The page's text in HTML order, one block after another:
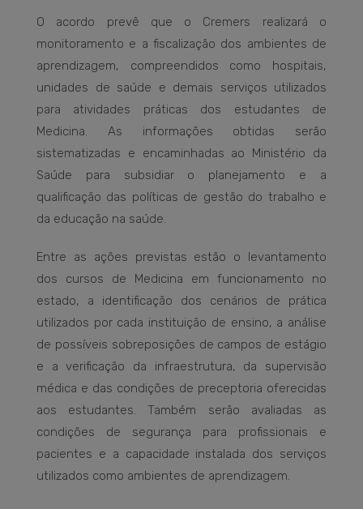
O acordo prevê que o Cremers realizará o
monitoramento e a fiscalização dos ambientes de
aprendizagem, compreendidos como hospitais,
unidades de saúde e demais serviços utilizados
para atividades práticas dos estudantes de
Medicina. As informações obtidas serão
sistematizadas e encaminhadas ao Ministério da
Saúde para subsidiar o planejamento e a
qualificação das políticas de gestão do trabalho e
da educação na saúde.
Entre as ações previstas estão o levantamento
dos cursos de Medicina em funcionamento no
estado, a identificação dos cenários de prática
utilizados por cada instituição de ensino, a análise
de possíveis sobreposições de campos de estágio
e a verificação da infraestrutura, da supervisão
médica e das condições de preceptoria oferecidas
aos estudantes. Também serão avaliadas as
condições de segurança para profissionais e
pacientes e a capacidade instalada dos serviços
utilizados como ambientes de aprendizagem.